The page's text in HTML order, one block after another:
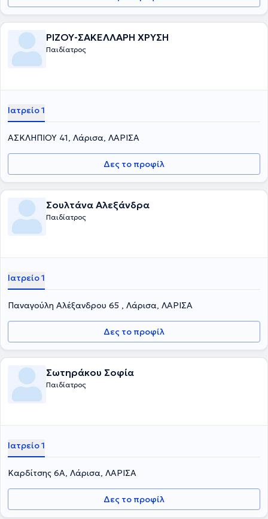
ΡΙΖΟΥ-ΣΑΚΕΛΛΑΡΗ ΧΡΥΣΗ
Παιδίατρος
Ιατρείο 1
ΑΣΚΛΗΠΙΟΥ 41, Λάρισα, ΛΑΡΙΣΑ
Δες το προφίλ
Σουλτάνα Αλεξάνδρα
Παιδίατρος
Ιατρείο 1
Παναγούλη Αλέξανδρου 65 , Λάρισα, ΛΑΡΙΣΑ
Δες το προφίλ
Σωτηράκου Σοφία
Παιδίατρος
Ιατρείο 1
Καρδίτσης 6Α, Λάρισα, ΛΑΡΙΣΑ
Δες το προφίλ